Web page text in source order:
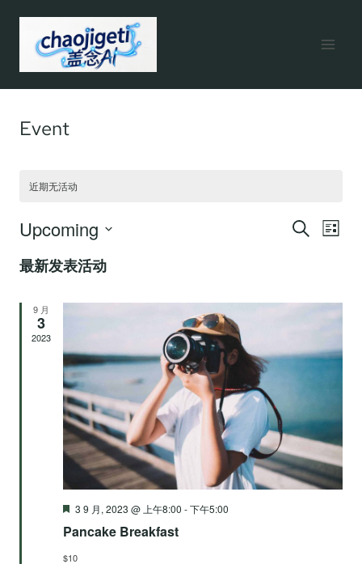
Event
近期无活动
活
索
和
视
搜
活
视
图
导
航
列
Upcoming
择
最新发表活动
9 月
3
2023
推
3 9 月, 2023 @ 上午8:00 -下午5:00
Pancake Breakfast
$10